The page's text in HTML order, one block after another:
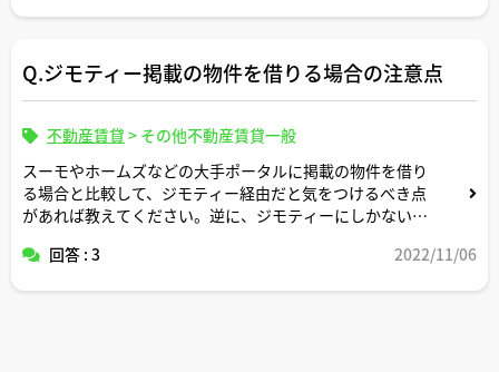
Q.ジモティー掲載の物件を借りる場合の注意点
不動産賃貸 > その他不動産賃貸一般
スーモやホームズなどの大手ポータルに掲載の物件を借り
る場合と比較して、ジモティー経由だと気をつけるべき点
があれば教えてください。逆に、ジモティーにしかないメ
回答 : 3 2022/11/06